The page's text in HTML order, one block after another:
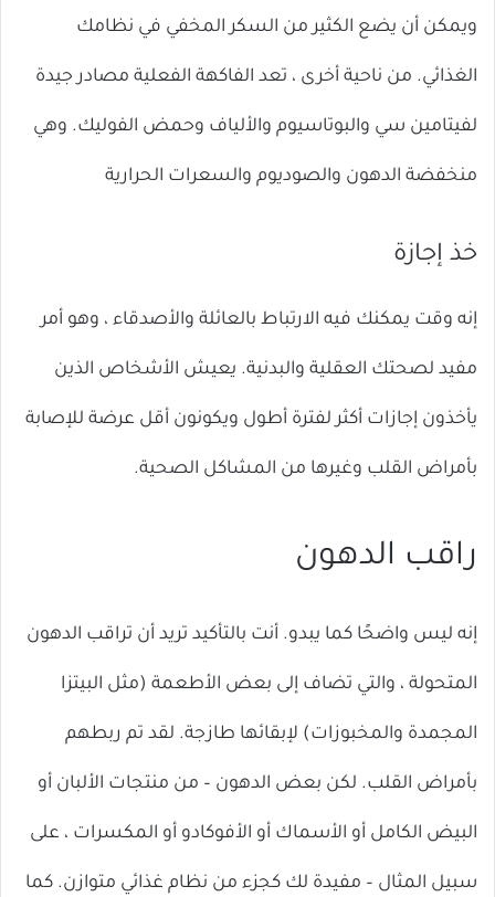
ويمكن أن يضع الكثير من السكر المخفي في نظامك
الغذائي. من ناحية أخرى ، تعد الفاكهة الفعلية مصادر جيدة
لفيتامين سي والبوتاسيوم والألياف وحمض الفوليك. وهي
منخفضة الدهون والصوديوم والسعرات الحرارية
خذ إجازة
إنه وقت يمكنك فيه الارتباط بالعائلة والأصدقاء ، وهو أمر
مفيد لصحتك العقلية والبدنية. يعيش الأشخاص الذين
يأخذون إجازات أكثر لفترة أطول ويكونون أقل عرضة للإصابة
بأمراض القلب وغيرها من المشاكل الصحية.
راقب الدهون
إنه ليس واضحًا كما يبدو. أنت بالتأكيد تريد أن تراقب الدهون
المتحولة ، والتي تضاف إلى بعض الأطعمة (مثل البيتزا
المجمدة والمخبوزات) لإبقائها طازجة. لقد تم ربطهم
بأمراض القلب. لكن بعض الدهون – من منتجات الألبان أو
البيض الكامل أو الأسماك أو الأفوكادو أو المكسرات ، على
سبيل المثال – مفيدة لك كجزء من نظام غذائي متوازن. كما